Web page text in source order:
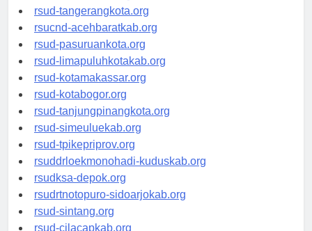
rsud-kotabekasi.org
rsud-tangerangkota.org
rsucnd-acehbaratkab.org
rsud-pasuruankota.org
rsud-limapuluhkotakab.org
rsud-kotamakassar.org
rsud-kotabogor.org
rsud-tanjungpinangkota.org
rsud-simeuluekab.org
rsud-tpikepriprov.org
rsuddrloekmonohadi-kuduskab.org
rsudksa-depok.org
rsudrtnotopuro-sidoarjokab.org
rsud-sintang.org